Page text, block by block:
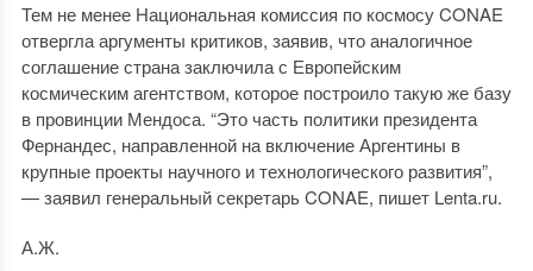
Тем не менее Национальная комиссия по космосу CONAE
отвергла аргументы критиков, заявив, что аналогичное
соглашение страна заключила с Европейским
космическим агентством, которое построило такую же базу
в провинции Мендоса. “Это часть политики президента
Фернандес, направленной на включение Аргентины в
крупные проекты научного и технологического развития”,
— заявил генеральный секретарь CONAE, пишет Lenta.ru.
А.Ж.